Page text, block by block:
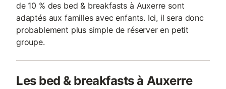
de 10 % des bed & breakfasts à Auxerre sont
adaptés aux familles avec enfants. Ici, il sera donc
probablement plus simple de réserver en petit
groupe.
Les bed & breakfasts à Auxerre